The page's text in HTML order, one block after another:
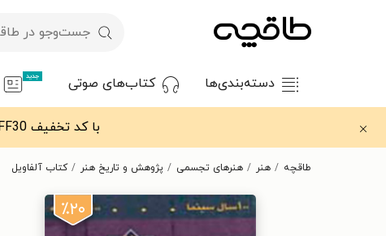
دسته‌بندی‌ها کتاب‌های صوتی جدید
با کد تخفیف OFF30 اولین کتاب الکترونیکی یا صوتی‌ات را با ۳۰٪ تخفیف از طاقچه دریافت کن.
طاقچه هنر هنرهای تجسمی پژوهش و تاریخ هنر کتاب آلفاویل
٪۲۰